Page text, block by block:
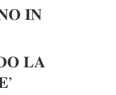
𝐈𝐍
𝐋𝐀